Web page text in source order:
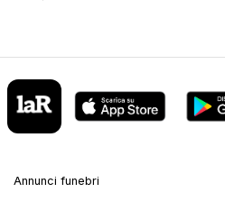
Annunci funebri